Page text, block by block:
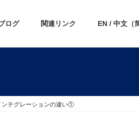
ログ 関連リンク EN / 中文（
ンテグレーションの違い①